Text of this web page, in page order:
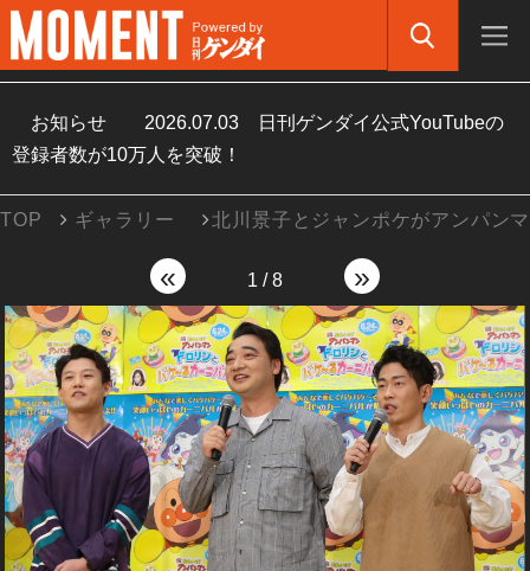
お知らせ 2026.07.03
日刊ゲンダイ公式YouTubeの
登録者数が10万人を突破！
TOP ギャラリー 北川景子とジャンポケがアンパン
« »
1 /8